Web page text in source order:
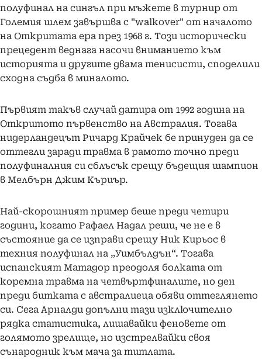
полуфинал на сингъл при мъжете в турнир от
Големия шлем завършва с "walkover" от началото
на Откритата ера през 1968 г. Този исторически
прецедент веднага насочи вниманието към
историята и другите двама тенисисти, споделили
сходна съдба в миналото.
Първият такъв случай датира от 1992 година на
Откритото първенство на Австралия. Тогава
нидерландецът Ричард Крайчек бе принуден да се
оттегли заради травма в рамото точно преди
полуфиналния си сблъсък срещу бъдещия шампион
в Мелбърн Джим Къриър.
Най-скорошният пример беше преди четири
години, когато Рафаел Надал реши, че не е в
състояние да се изправи срещу Ник Кирьос в
техния полуфинал на „Уимбълдън“. Тогава
испанският Матадор преодоля болката от
коремна травма на четвъртфиналите, но ден
преди битката с австралиеца обяви оттеглянето
си. Сега Арналди допълни тази изключително
рядка статистика, лишавайки феновете от
голямото зрелище, но изстрелвайки своя
сънародник към мача за титлата.